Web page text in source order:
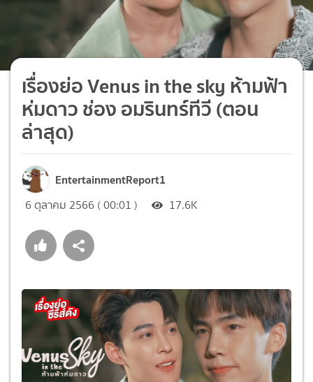
เรื่องย่อ Venus in the sky ห้ามฟ้า
ห่มดาว ช่อง อมรินทร์ทีวี (ตอน
ล่าสุด)
EntertainmentReport1
6 ตุลาคม 2566 ( 00:01 ) 17.6K